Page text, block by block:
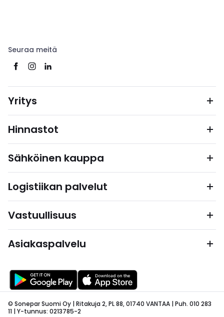
Seuraa meitä
Yritys
Hinnastot
Sähköinen kauppa
Logistiikan palvelut
Vastuullisuus
Asiakaspalvelu
© Sonepar Suomi Oy | Ritakuja 2, PL 88, 01740 VANTAA | Puh. 010 283
11 | Y-tunnus: 0213785-2